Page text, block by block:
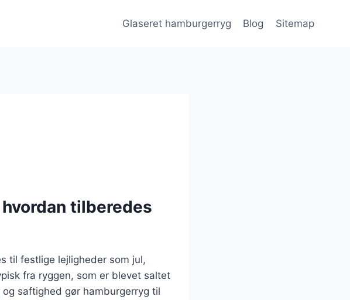
Glaseret hamburgerryg Blog Sitemap
tilberedes
til festlige lejligheder som jul,
fra ryggen, som er blevet saltet
saftighed gør hamburgerryg til